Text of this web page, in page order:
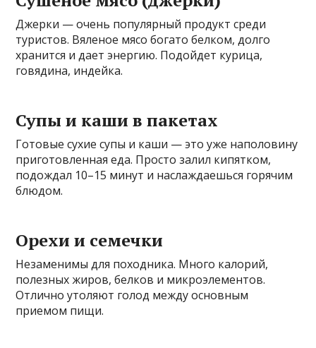
Джерки — очень популярный продукт среди
туристов. Вяленое мясо богато белком, долго
хранится и дает энергию. Подойдет курица,
говядина, индейка.
Супы и каши в пакетах
Готовые сухие супы и каши — это уже наполовину
приготовленная еда. Просто залил кипятком,
подождал 10–15 минут и наслаждаешься горячим
блюдом.
Орехи и семечки
Незаменимы для походника. Много калорий,
полезных жиров, белков и микроэлементов.
Отлично утоляют голод между основным
приемом пищи.